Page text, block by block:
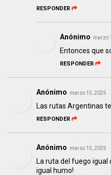
RESPONDER
Anónimo marzo
Entonces que
RESPONDER
Anónimo marzo 15, 2025
Las rutas Argentinas
RESPONDER
Anónimo marzo 15, 2025
La ruta del fuego igual
igual humo!